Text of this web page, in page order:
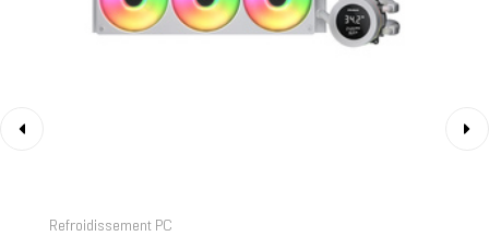
Refroidissement PC